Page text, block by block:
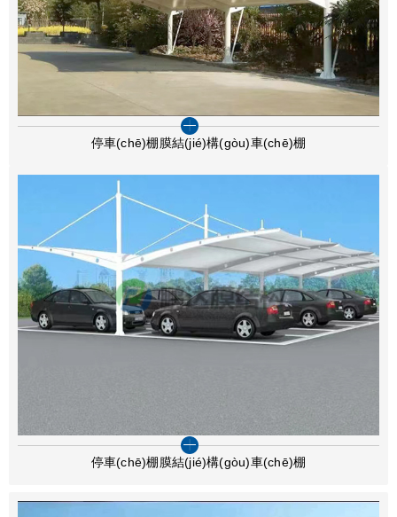
停車(chē)棚膜結(jié)構(gòu)車(chē)棚
停車(chē)棚膜結(jié)構(gòu)車(chē)棚